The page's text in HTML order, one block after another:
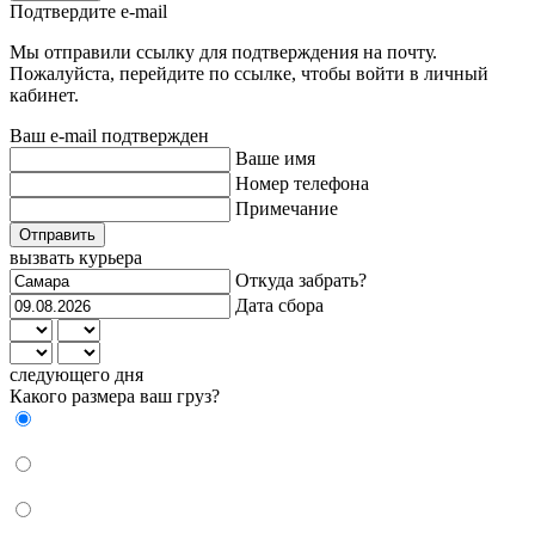
Подтвердите e-mail
Мы отправили ссылку для подтверждения на почту.
Пожалуйста, перейдите по ссылке, чтобы войти в личный
кабинет.
Ваш e-mail подтвержден
Ваше имя
Номер телефона
Примечание
Отправить
вызвать курьера
Откуда забрать?
Дата сбора
следующего дня
Какого размера ваш груз?